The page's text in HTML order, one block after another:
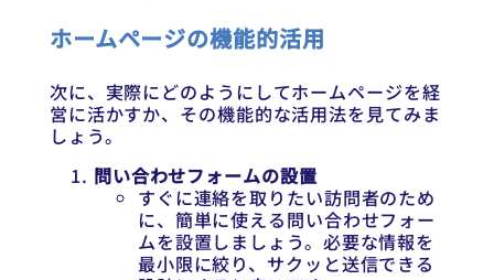
ホームページの機能的活用
次に、実際にどのようにしてホームページを経
営に活かすか、その機能的な活用法を見てみま
しょう。
問い合わせフォームの設置
すぐに連絡を取りたい訪問者のため
に、簡単に使える問い合わせフォー
ムを設置しましょう。必要な情報を
最小限に絞り、サクッと送信できる